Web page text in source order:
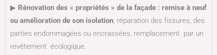
▶ Rénovation des « propriétés » de la façade : remise à neuf
ou amélioration de son isolation, réparation des fissures, des
parties endommagées ou encrassées, remplacement par un
revêtement écologique.